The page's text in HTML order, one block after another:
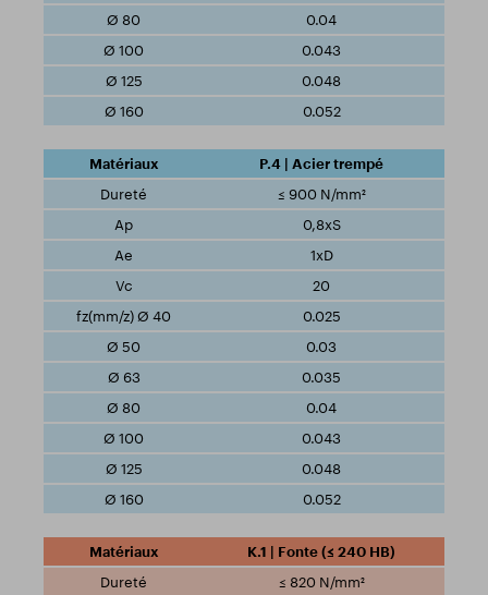
0.04
0.043
0.048
0.052
P.4 | Acier trempé
≤ 900 N/mm²
0,8xS
1xD
20
0.025
0.03
0.035
0.04
0.043
0.048
0.052
K.1 | Fonte (≤ 240 HB)
≤ 820 N/mm²